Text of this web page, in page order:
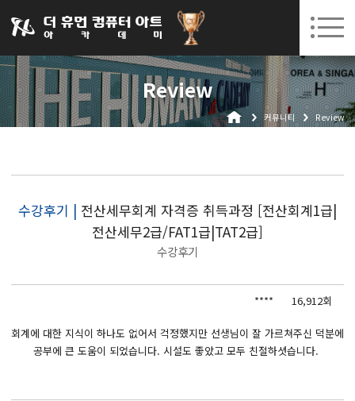
031-252-7277 수원캠퍼스 개강 08. 12.(수)
로그인 회원가입 고객센터
Review
커뮤니티 Review
수강후기 | 전산세무회계 자격증 취득과정 [전산회계1급|
전산세무2급/FAT1급|TAT2급]
수강후기
**** 16,912회
회계에 대한 지식이 하나도 없어서 걱정했지만 선생님이 잘 가르쳐주신 덕분에
공부에 큰 도움이 되었습니다. 시설도 좋았고 모두 친절하셧습니다.
아카데미소개
인사말
오시는길
국비지원 무료교육
BIM 건축설계 및 실내건축설계(캐드(CAD),맥스(MAX),레빗(REVIT))실무자 양성과정
React, Veu 프레임워크 기반 프론트엔드 개발 양성 지원